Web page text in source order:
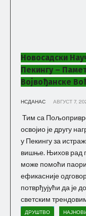
Новосадски
Пекингу –
Војвођанске
НСДАНАС АВГУСТ 7,
Тим са
освојио је другу
у Пекингу за
вишње. Њихов рад
може помоћи
ефикасније
потврђујући да је
светским
ДРУШТВО